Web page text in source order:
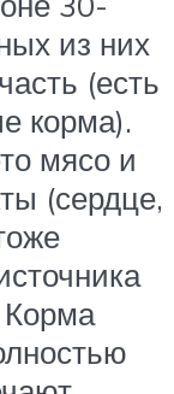
из них
(есть
корма).
мясо и
(сердце,
Корма